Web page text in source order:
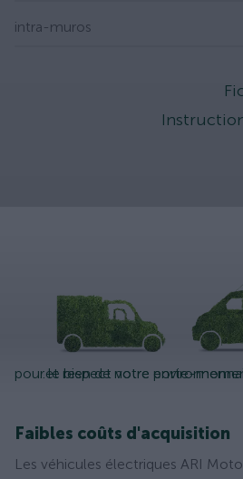
intra-muros
pour le bien de notre
...et respect votre porte-
Faibles coûts d'acquisition
Les véhicules électriques ARI